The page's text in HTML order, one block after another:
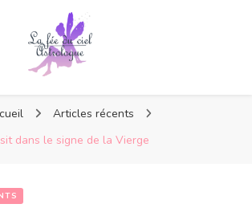
Articles récents
dans le signe de la Vierge